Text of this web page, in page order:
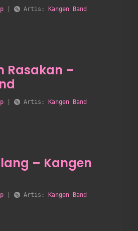
Artis: Kangen Band
Rasakan –
Artis: Kangen Band
– Kangen
Artis: Kangen Band